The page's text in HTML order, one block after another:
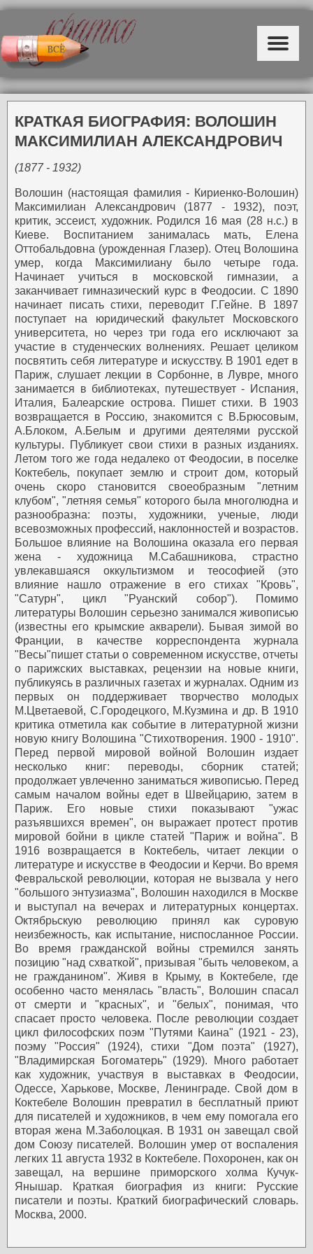
КРАТКАЯ БИОГРАФИЯ: ВОЛОШИН
МАКСИМИЛИАН АЛЕКСАНДРОВИЧ
(1877 - 1932)
Волошин (настоящая фамилия - Кириенко-Волошин)
Максимилиан Александрович (1877 - 1932), поэт,
критик, эссеист, художник. Родился 16 мая (28 н.с.) в
Киеве. Воспитанием занималась мать, Елена
Оттобальдовна (урожденная Глазер). Отец Волошина
умер, когда Максимилиану было четыре года.
Начинает учиться в московской гимназии, а
заканчивает гимназический курс в Феодосии. С 1890
начинает писать стихи, переводит Г.Гейне. В 1897
поступает на юридический факультет Московского
университета, но через три года его исключают за
участие в студенческих волнениях. Решает целиком
посвятить себя литературе и искусству. В 1901 едет в
Париж, слушает лекции в Сорбонне, в Лувре, много
занимается в библиотеках, путешествует - Испания,
Италия, Балеарские острова. Пишет стихи. В 1903
возвращается в Россию, знакомится с В.Брюсовым,
А.Блоком, А.Белым и другими деятелями русской
культуры. Публикует свои стихи в разных изданиях.
Летом того же года недалеко от Феодосии, в поселке
Коктебель, покупает землю и строит дом, который
очень скоро становится своеобразным "летним
клубом", "летняя семья" которого была многолюдна и
разнообразна: поэты, художники, ученые, люди
всевозможных профессий, наклонностей и возрастов.
Большое влияние на Волошина оказала его первая
жена - художница М.Сабашникова, страстно
увлекавшаяся оккультизмом и теософией (это
влияние нашло отражение в его стихах "Кровь",
"Сатурн", цикл "Руанский собор"). Помимо
литературы Волошин серьезно занимался живописью
(известны его крымские акварели). Бывая зимой во
Франции, в качестве корреспондента журнала
"Becы"пишет статьи о современном искусстве, отчеты
о парижских выставках, рецензии на новые книги,
публикуясь в различных газетах и журналах. Одним из
первых он поддерживает творчество молодых
М.Цветаевой, С.Городецкого, М.Кузмина и др. В 1910
критика отметила как событие в литературной жизни
новую книгу Волошина "Стихотворения. 1900 - 1910".
Перед первой мировой войной Волошин издает
несколько книг: переводы, сборник статей;
продолжает увлеченно заниматься живописью. Перед
самым началом войны едет в Швейцарию, затем в
Париж. Его новые стихи показывают "ужас
разъявшихся времен", он выражает протест против
мировой бойни в цикле статей "Париж и война". В
1916 возвращается в Коктебель, читает лекции о
литературе и искусстве в Феодосии и Керчи. Во время
Февральской революции, которая не вызвала у него
"большого энтузиазма", Волошин находился в Москве
и выступал на вечерах и литературных концертах.
Октябрьскую революцию принял как суровую
неизбежность, как испытание, ниспосланное России.
Во время гражданской войны стремился занять
позицию "над схваткой", призывая "быть человеком, а
не гражданином". Живя в Крыму, в Коктебеле, где
особенно часто менялась "власть", Волошин спасал
от смерти и "красных", и "белых", понимая, что
спасает просто человека. После революции создает
цикл философских поэм "Путями Каина" (1921 - 23),
поэму "Россия" (1924), стихи "Дом поэта" (1927),
"Владимирская Богоматерь" (1929). Много работает
как художник, участвуя в выставках в Феодосии,
Одессе, Харькове, Москве, Ленинграде. Свой дом в
Коктебеле Волошин превратил в бесплатный приют
для писателей и художников, в чем ему помогала его
вторая жена М.Заболоцкая. В 1931 он завещал свой
дом Союзу писателей. Волошин умер от воспаления
легких 11 августа 1932 в Коктебеле. Похоронен, как он
завещал, на вершине приморского холма Кучук-
Янышар. Краткая биография из книги: Русские
писатели и поэты. Краткий биографический словарь.
Москва, 2000.